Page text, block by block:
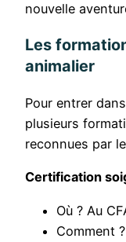
nouvelle
Les
animalier
Pour entrer
plusieurs
reconnues par
Certification
Où ? Au
Comment